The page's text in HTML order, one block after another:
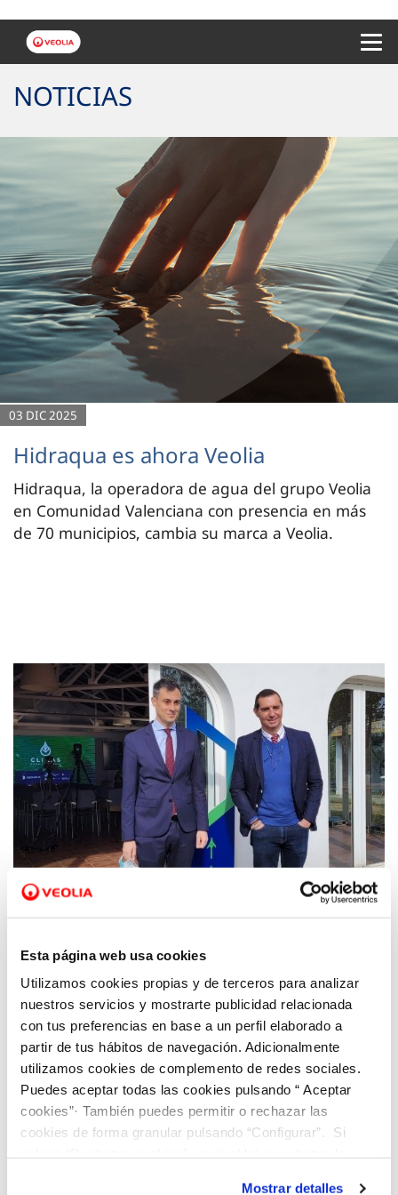
Esta página web usa cookies
Utilizamos cookies propias y de terceros para analizar
nuestros servicios y mostrarte publicidad relacionada
con tus preferencias en base a un perfil elaborado a
partir de tus hábitos de navegación. Adicionalmente
utilizamos cookies de complemento de redes sociales.
Puedes aceptar todas las cookies pulsando “ Aceptar
cookies”· También puedes permitir o rechazar las
cookies de forma granular pulsando “Configurar”. Si
Mostrar detalles
NOTICIAS
03 DIC 2025
Hidraqua es ahora Veolia
Hidraqua, la operadora de agua del grupo Veolia
en Comunidad Valenciana con presencia en más
de 70 municipios, cambia su marca a Veolia.
31 MAR 2022